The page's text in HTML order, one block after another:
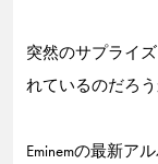
突然のサプライ
れているのだろう
Eminemの最新ア